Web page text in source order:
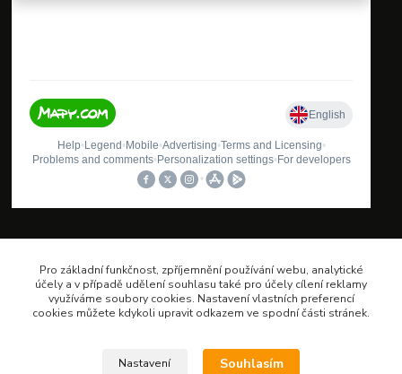
Oblíbené kategorie
Bity šroubovací
Pro základní funkčnost, zpříjemnění používání webu, analytické
účely a v případě udělení souhlasu také pro účely cílení reklamy
využíváme soubory cookies. Nastavení vlastních preferencí
cookies můžete kdykoli upravit odkazem ve spodní části stránek.
Nastavení Souhlasím